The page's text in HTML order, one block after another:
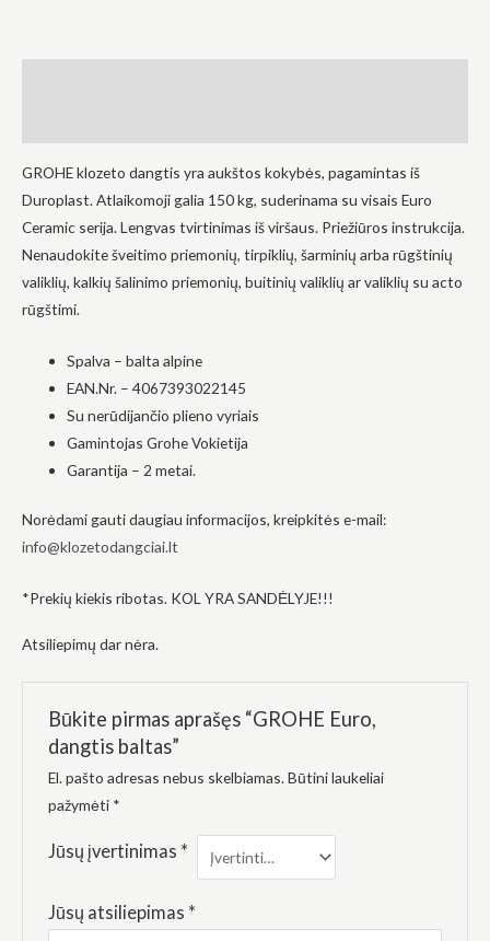
GROHE klozeto dangtis yra aukštos kokybės, pagamintas iš
Duroplast. Atlaikomoji galia 150 kg, suderinama su visais Euro
Ceramic serija. Lengvas tvirtinimas iš viršaus. Priežiūros instrukcija.
Nenaudokite šveitimo priemonių, tirpiklių, šarminių arba rūgštinių
valiklių, kalkių šalinimo priemonių, buitinių valiklių ar valiklių su acto
rūgštimi.
Spalva – balta alpine
EAN.Nr. – 4067393022145
Su nerūdijančio plieno vyriais
Gamintojas Grohe Vokietija
Garantija – 2 metai.
Norėdami gauti daugiau informacijos, kreipkitės e-mail:
info@klozetodangciai.lt
*Prekių kiekis ribotas. KOL YRA SANDĖLYJE!!!
Atsiliepimų dar nėra.
Būkite pirmas aprašęs “GROHE Euro,
dangtis baltas”
El. pašto adresas nebus skelbiamas.Būtini laukeliai
pažymėti *
Jūsų įvertinimas *
Jūsų atsiliepimas *
Statistika
Siekdami
pagerinti
svetainės
funkcionalumą
ir struktūrą,
atsižvelgdami
į tai, kaip
Patirtis
Kad mūsų
veiktų kuo
apsilankymo
atsisakysite
funkcijos iš
išnyks.
Rinkodara
Dalindamiesi
savo
pomėgiais ir
elgesiu, kai
lankotės
svetainėje,
padidinate
pamatyti
suasmenintą